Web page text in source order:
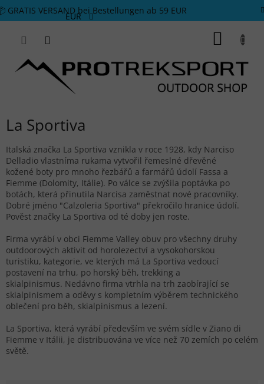
Zum Inhalt springen
GRATIS VERSAND bei Bestellungen ab 59 EUR
EUR
La Sportiva
Italská značka La Sportiva vznikla v roce 1928, kdy Narciso
Delladio vlastníma rukama vytvořil řemeslné dřevěné
kožené boty pro mnoho řezbářů a farmářů údolí Fassa a
Fiemme (Dolomity, Itálie). Po válce se zvýšila poptávka po
botách, která přinutila Narcisa zaměstnat nové pracovníky.
Dobré jméno "Calzoleria Sportiva" překročilo hranice údolí.
Pověst značky La Sportiva od té doby jen roste.
Firma vyrábí v obci Fiemme Valley obuv pro všechny druhy
outdoorových aktivit od horolezectví a vysokohorskou
turistiku, kategorie, ve kterých má La Sportiva vedoucí
postavení na trhu, po horský běh, trekking a
skialpinismus. Nedávno firma vtrhla na trh zaobírající se
skialpinismem a oděvy s kompletním výběrem technického
oblečení pro běh, skialpinismus a lezení.
La Sportiva, která vyrábí především ve svém sídle v Ziano di
Fiemme v Itálii, je distribuována ve více než 70 zemích po celém
světě.